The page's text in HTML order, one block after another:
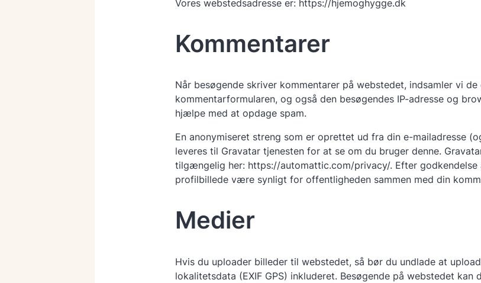
Vores webstedsadresse er: https://hjemoghygge.dk
Kommentarer
Når besøgende skriver kommentarer på webstedet, indsamler vi de
kommentarformularen, og også den besøgendes IP-adresse og
hjælpe med at opdage spam.
En anonymiseret streng som er oprettet ud fra din e-mailadresse
leveres til Gravatar tjenesten for at se om du bruger denne.
tilgængelig her: https://automattic.com/privacy/. Efter godkendelse
profilbillede være synligt for offentligheden sammen med din
Medier
Hvis du uploader billeder til webstedet, så bør du undlade at
lokalitetsdata (EXIF GPS) inkluderet. Besøgende på webstedet